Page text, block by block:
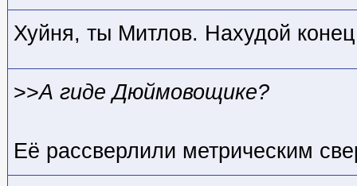
Хуйня, ты Митлов. Нахудой
>>А гиде Дюймовощике?
Её рассверлили метрическим